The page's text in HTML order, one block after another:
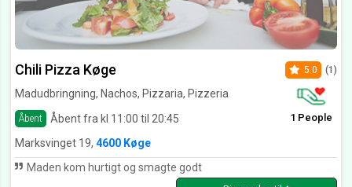
Chili Pizza Køge
Madudbringning, Nachos, Pizzaria, Pizzeria
Åbent Åbent fra kl 11:00 til 20:45
5.0 (1)
1 People
Marksvinget 19, 4600 Køge
Maden kom hurtigt og smagte godt